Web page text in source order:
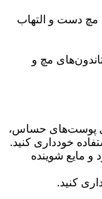
دست و التهاب
مچ و
پوست‌های حساس،
خودداری کنید.
مایع شوینده
کنید.